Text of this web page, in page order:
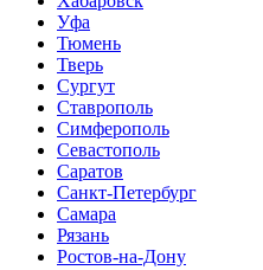
Уфа
Тюмень
Тверь
Сургут
Ставрополь
Симферополь
Севастополь
Саратов
Санкт-Петербург
Самара
Рязань
Ростов-на-Дону